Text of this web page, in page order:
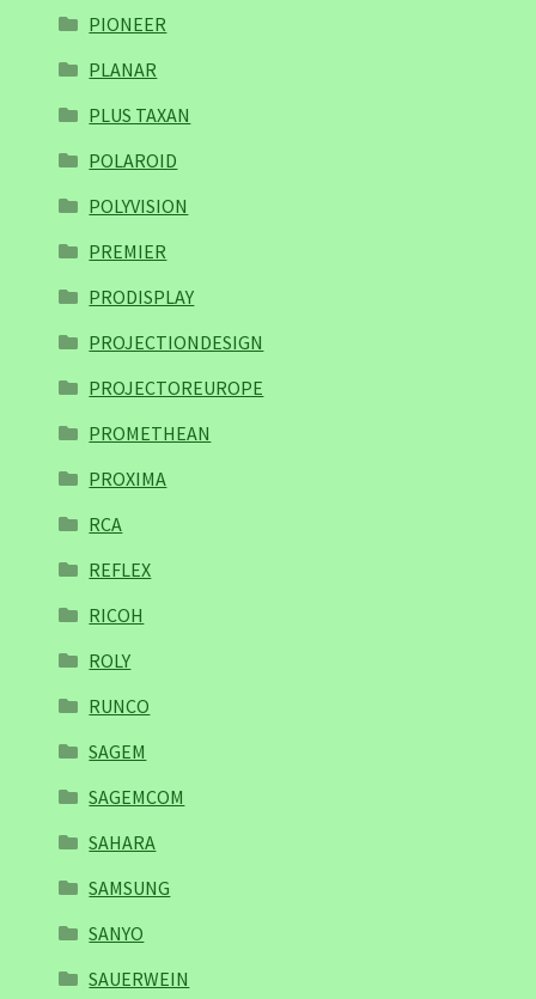
PIONEER
PLANAR
PLUS TAXAN
POLAROID
POLYVISION
PREMIER
PRODISPLAY
PROJECTIONDESIGN
PROJECTOREUROPE
PROMETHEAN
PROXIMA
RCA
REFLEX
RICOH
ROLY
RUNCO
SAGEM
SAGEMCOM
SAHARA
SAMSUNG
SANYO
SAUERWEIN